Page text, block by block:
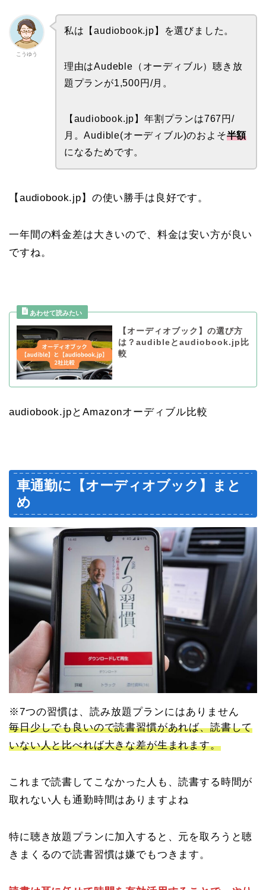
こうゆう
私は【audiobook.jp】を選びました。
理由はAudeble（オーディブル）聴き放
題プランが1,500円/月。
【audiobook.jp】年割プランは767円/
月。Audible(オーディブル)のおよそ半額
になるためです。
【audiobook.jp】の使い勝手は良好です。
一年間の料金差は大きいので、料金は安い方が良い
ですね。
【オーディオブック】の選び方
は？audibleとaudiobook.jp比
較
audiobook.jpとAmazonオーディブル比較
車通勤に【オーディオブック】まと
め
※7つの習慣は、読み放題プランにはありません
毎日少しでも良いので読書習慣があれば、読書して
いない人と比べれば大きな差が生まれます。
これまで読書してこなかった人も、読書する時間が
取れない人も通勤時間はありますよね
特に聴き放題プランに加入すると、元を取ろうと聴
きまくるので読書習慣は嫌でもつきます。